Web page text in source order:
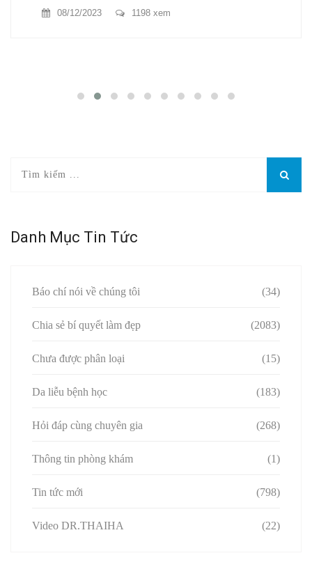
08/12/2023
1198 xem
Danh Mục Tin Tức
Báo chí nói về chúng tôi (34)
Chia sẻ bí quyết làm đẹp (2083)
Chưa được phân loại (15)
Da liễu bệnh học (183)
Hỏi đáp cùng chuyên gia (268)
Thông tin phòng khám (1)
Tin tức mới (798)
Video DR.THAIHA (22)